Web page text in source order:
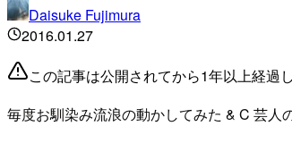
Daisuke Fujimura
2016.01.27
この記事は公開されてから1年以上経過
毎度お馴染み流浪の動かしてみた & C 芸人